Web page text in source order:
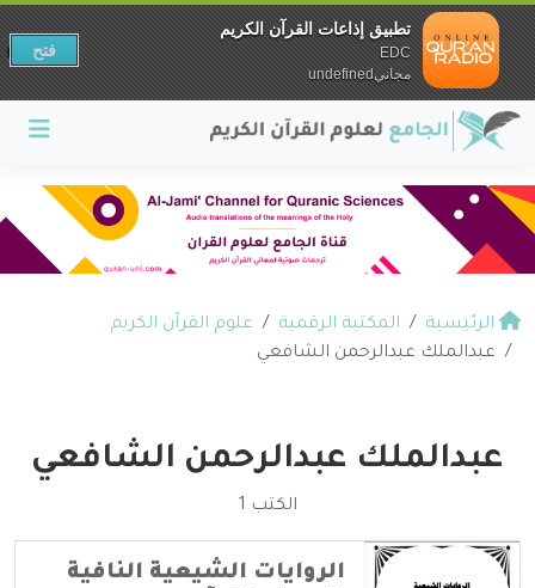
الرئيسية المكتبة الرقمية
علوم القرآن الكريم
عبدالملك عبدالرحمن الشافعي
عبدالملك عبدالرحمن الشافعي
الكتب 1
الروايات الشيعية النافية
تطبيق إذاعات القرآن الكريم
EDC
مجانيundefined
فتح